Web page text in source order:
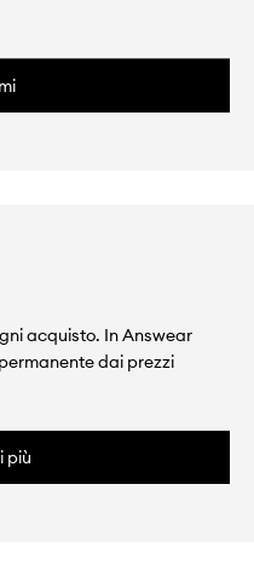
acquisto. In Answear
dai prezzi
più